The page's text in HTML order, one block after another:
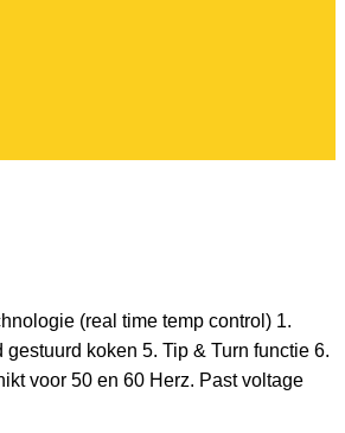
(real time temp control) 1.
koken 5. Tip & Turn functie 6.
voor 50 en 60 Herz. Past voltage